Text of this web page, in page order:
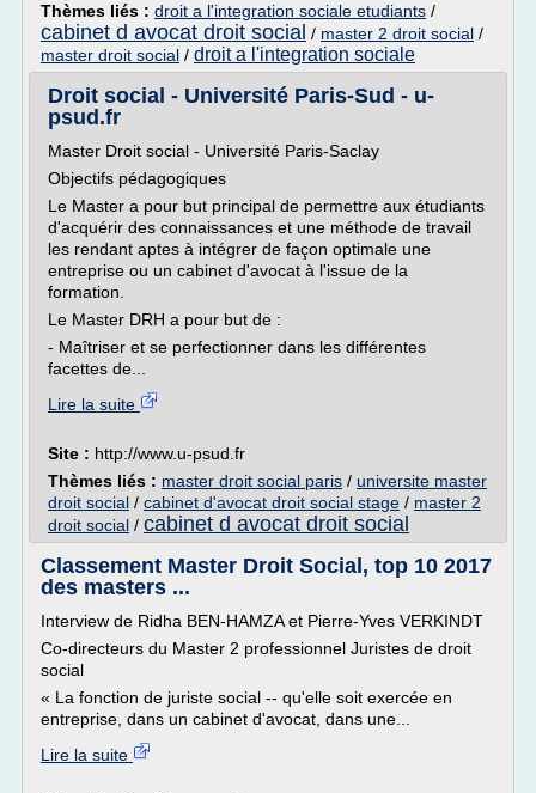
Thèmes liés : droit a l'integration sociale etudiants /
cabinet d avocat droit social / master 2 droit social /
master droit social / droit a l'integration sociale
Droit social - Université Paris-Sud - u-
psud.fr
Master Droit social - Université Paris-Saclay
Objectifs pédagogiques
Le Master a pour but principal de permettre aux étudiants
d'acquérir des connaissances et une méthode de travail
les rendant aptes à intégrer de façon optimale une
entreprise ou un cabinet d'avocat à l'issue de la
formation.
Le Master DRH a pour but de :
- Maîtriser et se perfectionner dans les différentes
facettes de...
Lire la suite
Site : http://www.u-psud.fr
Thèmes liés : master droit social paris / universite master
droit social / cabinet d'avocat droit social stage / master 2
droit social / cabinet d avocat droit social
Classement Master Droit Social, top 10 2017
des masters ...
Interview de Ridha BEN-HAMZA et Pierre-Yves VERKINDT
Co-directeurs du Master 2 professionnel Juristes de droit
social
« La fonction de juriste social -- qu'elle soit exercée en
entreprise, dans un cabinet d'avocat, dans une...
Lire la suite